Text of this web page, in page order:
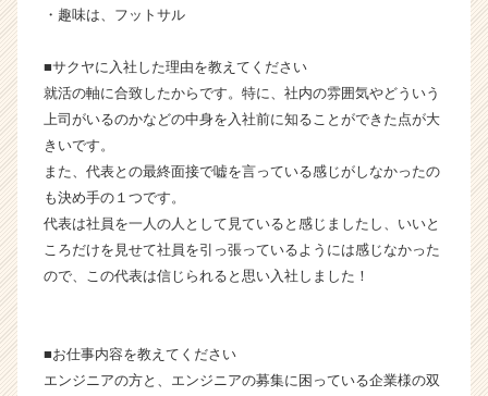
チ
ー・
成
長
か
ス
カ
ウ
く
就
・趣味は、フットサル
■サクヤに入社した理由を教えてください
就活の軸に合致したからです。特に、社内の雰囲気やどういう
上司がいるのかなどの中身を入社前に知ることができた点が大
きいです。
また、代表との最終面接で嘘を言っている感じがしなかったの
も決め手の１つです。
代表は社員を一人の人として見ていると感じましたし、いいと
ころだけを見せて社員を引っ張っているようには感じなかった
ので、この代表は信じられると思い入社しました！
■お仕事内容を教えてください
エンジニアの方と、エンジニアの募集に困っている企業様の双